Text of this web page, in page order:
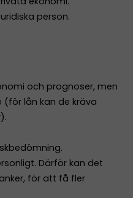
person.
och prognoser, men
lån kan de kräva
Därför kan det
för att få fler